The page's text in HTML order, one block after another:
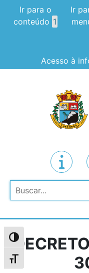
Alternar alto contraste
Alternar tamanho da
Ir para o
conteúdo 1
Ir
Acesso à
Pesquisar